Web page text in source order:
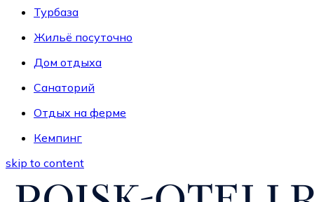
Турбаза
Жильё посуточно
Дом отдыха
Санаторий
Отдых на ферме
Кемпинг
skip to content